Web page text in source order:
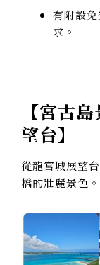
有附設
求。
【宮古
望台】
從龍宮城展望
橋的壯麗景色。